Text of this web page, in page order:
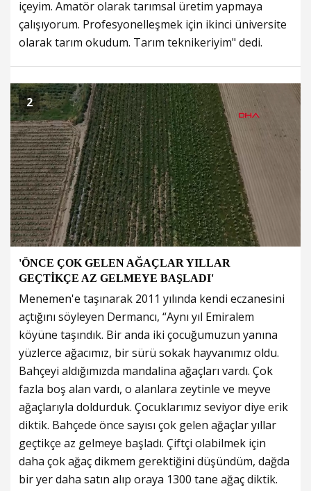
içeyim. Amatör olarak tarımsal üretim yapmaya
çalışıyorum. Profesyonelleşmek için ikinci üniversite
olarak tarım okudum. Tarım teknikeriyim" dedi.
2
'ÖNCE ÇOK GELEN AĞAÇLAR YILLAR
GEÇTİKÇE AZ GELMEYE BAŞLADI'
Menemen'e taşınarak 2011 yılında kendi eczanesini
açtığını söyleyen Dermancı, “Aynı yıl Emiralem
köyüne taşındık. Bir anda iki çocuğumuzun yanına
yüzlerce ağacımız, bir sürü sokak hayvanımız oldu.
Bahçeyi aldığımızda mandalina ağaçları vardı. Çok
fazla boş alan vardı, o alanlara zeytinle ve meyve
ağaçlarıyla doldurduk. Çocuklarımız seviyor diye erik
diktik. Bahçede önce sayısı çok gelen ağaçlar yıllar
geçtikçe az gelmeye başladı. Çiftçi olabilmek için
daha çok ağaç dikmem gerektiğini düşündüm, dağda
bir yer daha satın alıp oraya 1300 tane ağaç diktik.